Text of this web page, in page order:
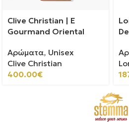
Clive Christian | E
Gourmand Oriental
Αρώματα, Unisex
Clive Christian
400.00€